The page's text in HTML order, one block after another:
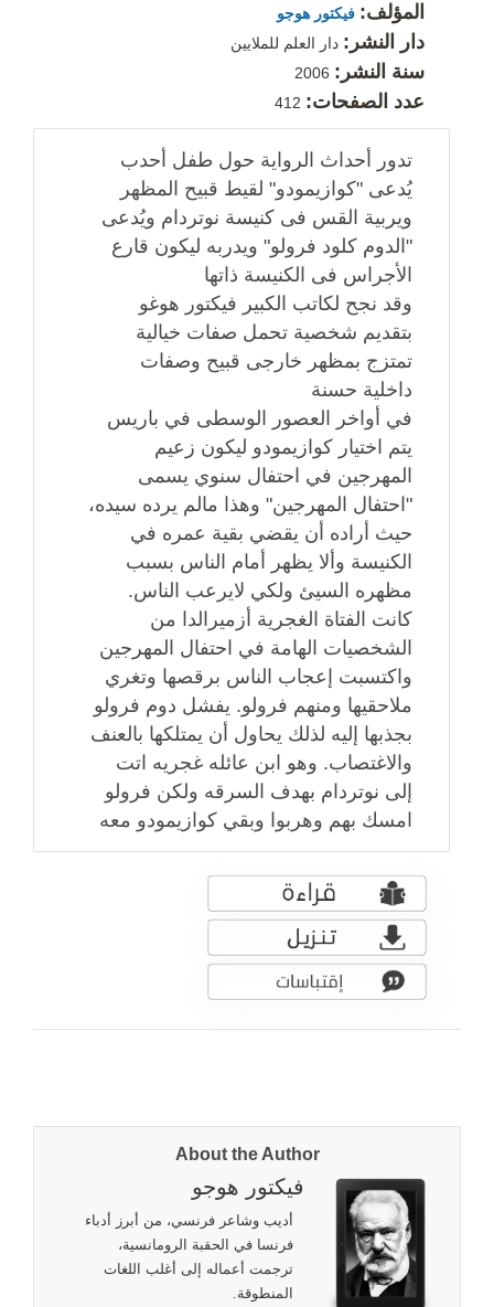
المؤلف: فيكتور هوجو
دار النشر: دار العلم للملايين
سنة النشر:
عدد الصفحات:
تدور أحداث الرواية حول طفل أحدب
يُدعى "كوازيمودو" لقيط قبيح المظهر
ويربية القس فى كنيسة نوتردام ويُدعى
"الدوم كلود فرولو" ويدربه ليكون قارع
الأجراس فى الكنيسة ذاتها
وقد نجح لكاتب الكبير فيكتور هوغو
بتقديم شخصية تحمل صفات خيالية
تمتزج بمظهر خارجى قبيح وصفات
داخلية حسنة
في أواخر العصور الوسطى في باريس
يتم اختيار كوازيمودو ليكون زعيم
المهرجين في احتفال سنوي يسمى
"احتفال المهرجين" وهذا مالم يرده سيده،
حيث أراده أن يقضي بقية عمره في
الكنيسة وألا يظهر أمام الناس بسبب
مظهره السيئ ولكي لايرعب الناس.
كانت الفتاة الغجرية أزميرالدا من
الشخصيات الهامة في احتفال المهرجين
واكتسبت إعجاب الناس برقصها وتغري
ملاحقيها ومنهم فرولو. يفشل دوم فرولو
بجذبها إليه لذلك يحاول أن يمتلكها بالعنف
والاغتصاب. وهو ابن عائله غجريه اتت
إلى نوتردام بهدف السرقه ولكن فرولو
امسك بهم وهربوا وبقي كوازيمودو معه
About the Author
فيكتور هوجو
أديب وشاعر فرنسي، من أبرز أدباء
فرنسا في الحقبة الرومانسية،
ترجمت أعماله إلى أغلب اللغات
المنطوقة.